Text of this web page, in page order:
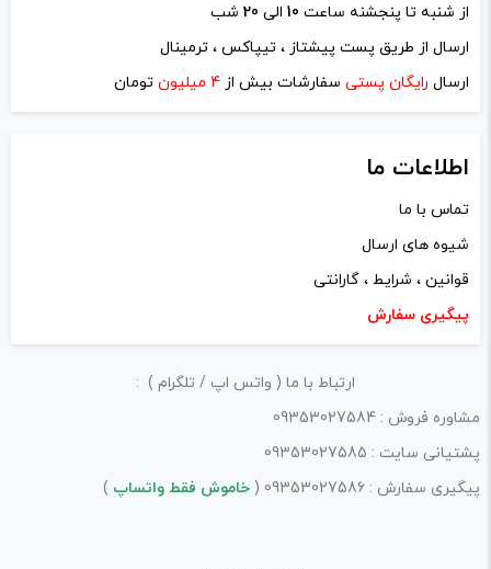
ایمیل*
ذخیره نام، ایمیل و وبسایت من در مرورگر برای زمانی که دوباره
دیدگاهی می‌نویسم.
لازم است محتوای ارسالی منطبق برعرف و شئونات جامعه و با
بیانی رسمی و عاری از لحن تند، تمسخرو توهین باشد.
از ارسال لینک‌های سایت‌های دیگر و ارایه‌ی اطلاعات شخصی
خودتان مثل شماره تماس، ایمیل و آی‌دی شبکه‌های اجتماعی
پرهیز کنید.
در نظر داشته باشید هدف نهایی از ارائه‌ی نظر درباره‌ی کالا
از شنبه تا پنجشنه ساعت 10 الی 20 شب
ارسال از طریق پست پیشتاز ، تیپاکس ، ترمینال
ارسال رایگان پستی سفارشات بیش از 4 میلیون تومان
اطلاعات ما
تماس با ما
شیوه های ارسال
قوانین ، شرایط ، گارانتی
پیگیری سفارش
ارتباط با ما ( واتس اپ / تلگرام ) :
مشاوره فروش : 09353027584
پشتیانی سایت : 09353027585
پیگیری سفارش : 09353027586 (
خاموش فقط واتساپ )